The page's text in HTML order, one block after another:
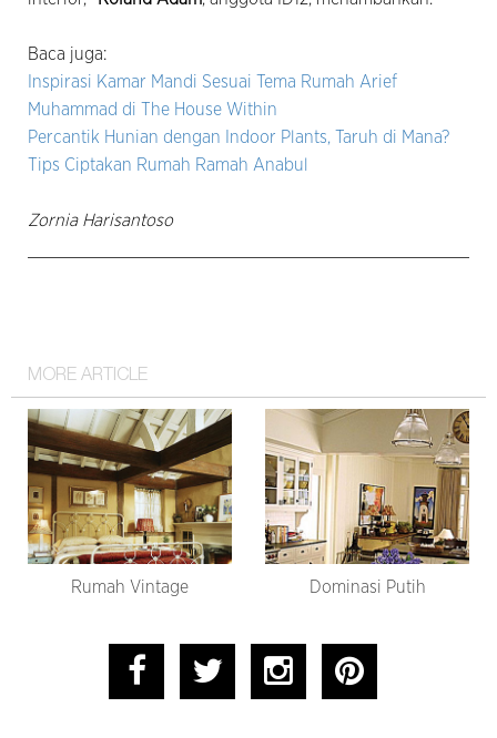
Baca juga:
Inspirasi Kamar Mandi Sesuai Tema Rumah Arief
Muhammad di The House Within
Percantik Hunian dengan Indoor Plants, Taruh di Mana?
Tips Ciptakan Rumah Ramah Anabul
Zornia Harisantoso
MORE ARTICLE
Rumah Vintage Dominasi Putih